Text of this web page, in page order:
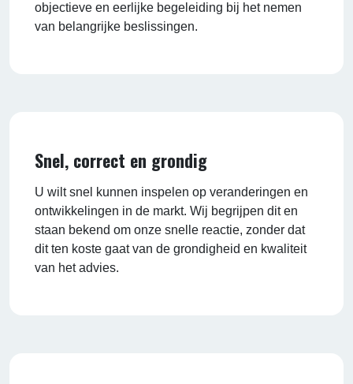
objectieve en eerlijke begeleiding bij het nemen
van belangrijke beslissingen.
Snel, correct en grondig
U wilt snel kunnen inspelen op veranderingen en
ontwikkelingen in de markt. Wij begrijpen dit en
staan bekend om onze snelle reactie, zonder dat
dit ten koste gaat van de grondigheid en kwaliteit
van het advies.